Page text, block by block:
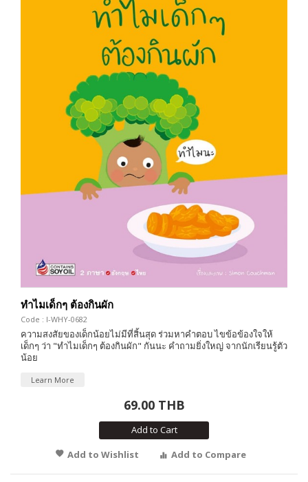
ทำไมเด็กๆ ต้องกินผัก
Code : I-WHY-0682
ความสงสัยของเด็กน้อยไม่มีที่สิ้นสุด ร่วมหาคำตอบ ไขข้อข้องใจให้
เด็กๆ ว่า "ทำไมเด็กๆ ต้องกินผัก" กันนะ คำถามยิ่งใหญ่ จากนักเรียนรู้ตัว
น้อย
Learn More
69.00 THB
Add to Cart
Add to Wishlist
Add to Compare